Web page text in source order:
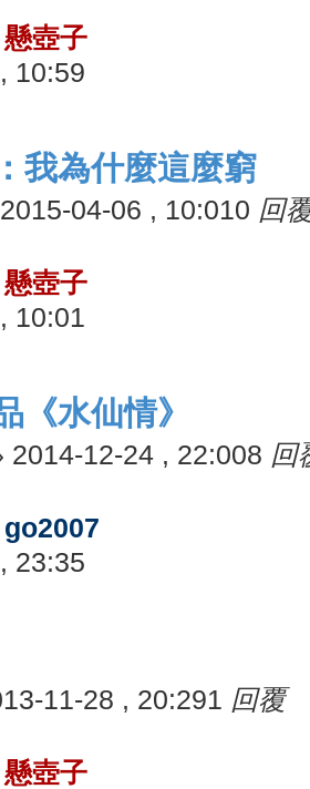
懸壺子
10:59
我為什麼這麼窮
2015-04-06 , 10:01 0 回
懸壺子
10:01
《水仙情》
2014-12-24 , 22:008 回
go2007
23:35
11-28 , 20:291 回覆
懸壺子